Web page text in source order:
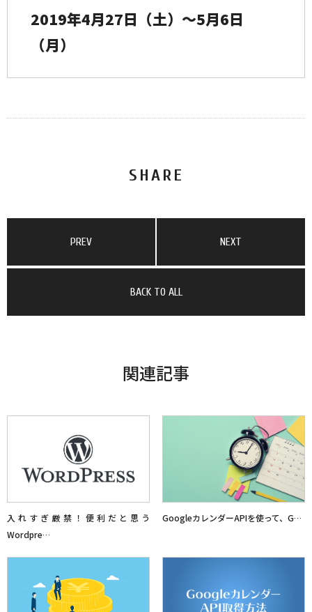
2019年4月27日（土）〜5月6日
（月）
SHARE
PREV NEXT
BACK TO ALL
関連記事
入れすぎ厳禁！便利だと思う
Wordpre…
GoogleカレンダーAPIを使って、G…